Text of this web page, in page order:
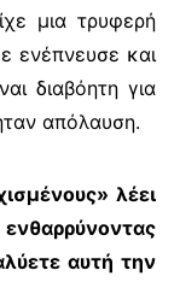
μια τρυφερή
ενέπνευσε και
διαβόητη για
απόλαυση.
λέει
ενθαρρύνοντας
αυτή την